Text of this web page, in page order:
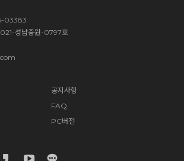
03383
성남중원-0797호
공지사항
FAQ
PC버전